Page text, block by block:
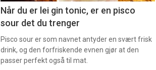
Når du er lei gin tonic, er en pisco
sour det du trenger
Pisco sour er som navnet antyder en svært frisk
drink, og den forfriskende evnen gjør at den
passer perfekt også til mat.